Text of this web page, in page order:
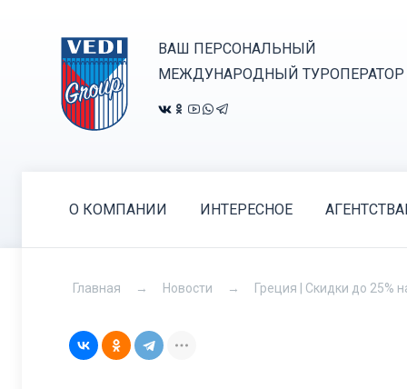
ВАШ ПЕРСОНАЛЬНЫЙ
МЕЖДУНАРОДНЫЙ ТУРОПЕРАТОР
О КОМПАНИИ ИНТЕРЕСНОЕ
Главная Новости Греция | Скидки до 25%